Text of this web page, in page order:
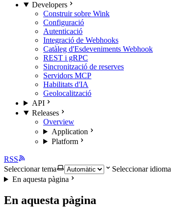
Developers
Construir sobre Wink
Configuració
Autenticació
Integració de Webhooks
Catàleg d'Esdeveniments Webhook
REST i gRPC
Sincronització de reserves
Servidors MCP
Habilitats d'IA
Geolocalització
API
Releases
Overview
Application
Platform
RSS
Seleccionar tema
Seleccionar idioma
En aquesta pàgina
En aquesta pàgina